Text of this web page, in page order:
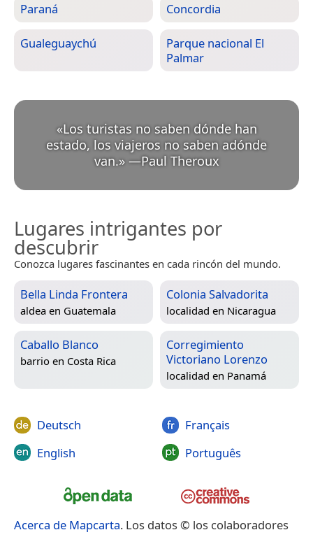
Paraná Concordia
Gualeguaychú
Parque nacional El
Palmar
«Los turistas no saben dónde han
estado, los viajeros no saben adónde
van.» —Paul Theroux
Lugares intrigantes por
descubrir
Conozca lugares fascinantes en cada rincón del mundo.
Bella Linda Frontera
aldea en Guatemala
Colonia Salvadorita
localidad en Nicaragua
Caballo Blanco
barrio en Costa Rica
Corregimiento
Victoriano Lorenzo
localidad en Panamá
Deutsch
English
Français
Português
Acerca de Mapcarta. Los datos © los colaboradores